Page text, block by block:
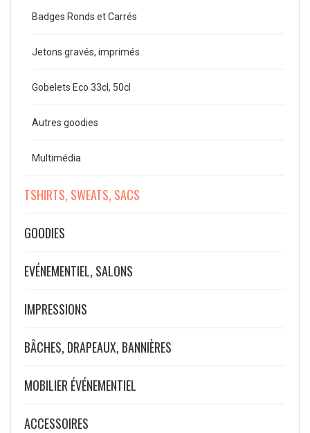
Badges Ronds et Carrés
Jetons gravés, imprimés
Gobelets Eco 33cl, 50cl
Autres goodies
Multimédia
TSHIRTS, SWEATS, SACS
GOODIES
EVÉNEMENTIEL, SALONS
IMPRESSIONS
BÂCHES, DRAPEAUX, BANNIÈRES
MOBILIER ÉVÉNEMENTIEL
ACCESSOIRES